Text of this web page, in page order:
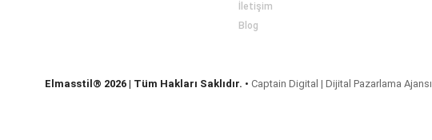
İletişim
Blog
Elmasstil® 2026 | Tüm Hakları Saklıdır. • Captain Digital | Dijital Pazarlama Ajansı